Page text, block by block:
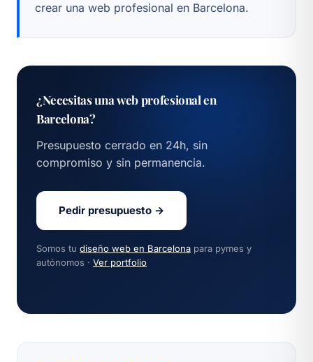
crear una web profesional en Barcelona.
¿Necesitas una web profesional en
Barcelona?
Presupuesto cerrado en 24h, sin
compromiso y sin permanencia.
Pedir presupuesto →
Somos tu diseño web en Barcelona para pymes y
autónomos · Ver portfolio